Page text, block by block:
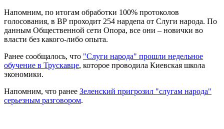
Напомним, по итогам обработки 100% протоколов
голосования, в ВР проходит 254 нардепа от Слуги народа. По
данным Общественной сети Опора, все они – новички во
власти без какого-либо опыта.
Ранее сообщалось, что "Слуги народа" прошли недельное
обучение в Трускавце, которое проводила Киевская школа
экономики.
Напомним, что ранее Зеленский пригрозил "слугам народа"
серьезным разговором.